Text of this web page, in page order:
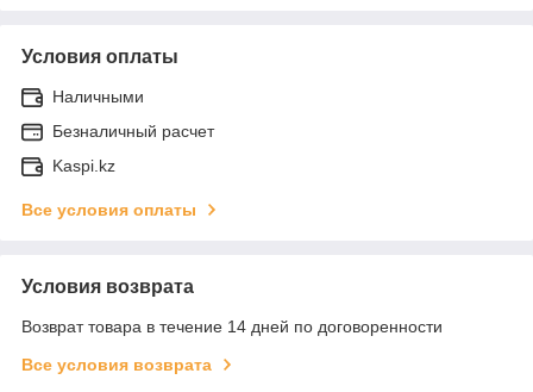
Условия оплаты
Наличными
Безналичный расчет
Kaspi.kz
Все условия оплаты
Условия возврата
Возврат товара в течение 14 дней по договоренности
Все условия возврата